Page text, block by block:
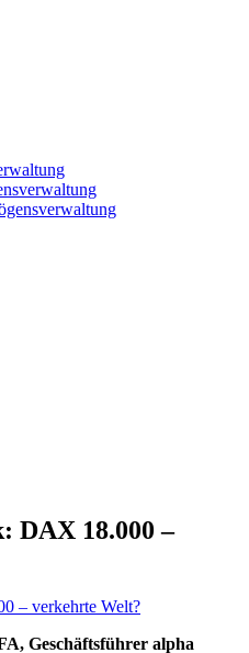
DAX 18.000 –
Geschäftsführer alpha